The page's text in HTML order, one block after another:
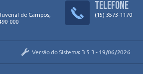
de Campos,
000
Telefone
(15) 3573-1170
Versão do Sistema: 3.5.3 - 19/06/2026